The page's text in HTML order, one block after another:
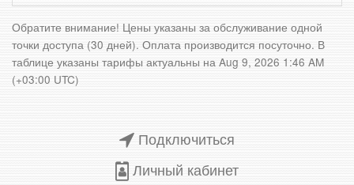
Обратите внимание! Цены указаны за обслуживание одной
точки доступа (30 дней). Оплата производится посуточно. В
таблице указаны тарифы актуальны на Aug 9, 2026 1:46 AM
(+03:00 UTC)
Подключиться
Личный кабинет